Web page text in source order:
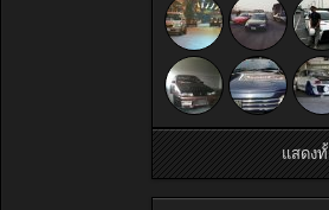
แสดง